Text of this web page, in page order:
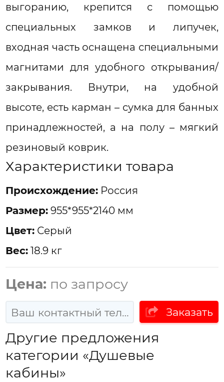
выгоранию, крепится с помощью
специальных замков и липучек,
входная часть оснащена специальными
магнитами для удобного открывания/
закрывания. Внутри, на удобной
высоте, есть карман – сумка для банных
принадлежностей, а на полу – мягкий
резиновый коврик.
Характеристики товара
Проиcхождение: Россия
Размер: 955*955*2140 мм
Цвет: Серый
Вес: 18.9 кг
Цена: по запросу
Заказать
Другие предложения
категории «Душевые
кабины»